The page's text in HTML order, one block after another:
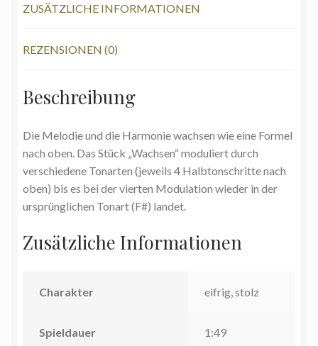
ZUSÄTZLICHE INFORMATIONEN
REZENSIONEN (0)
Beschreibung
Die Melodie und die Harmonie wachsen wie eine Formel
nach oben. Das Stück „Wachsen“ moduliert durch
verschiedene Tonarten (jeweils 4 Halbtonschritte nach
oben) bis es bei der vierten Modulation wieder in der
ursprünglichen Tonart (F#) landet.
Zusätzliche Informationen
Charakter eifrig, stolz
Spieldauer 1:49